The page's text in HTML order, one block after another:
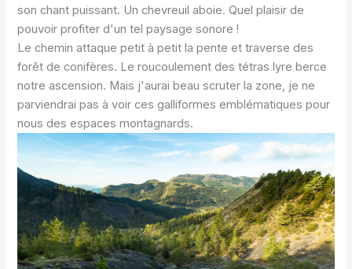
son chant puissant. Un chevreuil aboie. Quel plaisir de
pouvoir profiter d'un tel paysage sonore !
Le chemin attaque petit à petit la pente et traverse des
forêt de conifères. Le roucoulement des tétras lyre berce
notre ascension. Mais j'aurai beau scruter la zone, je ne
parviendrai pas à voir ces galliformes emblématiques pour
nous des espaces montagnards.